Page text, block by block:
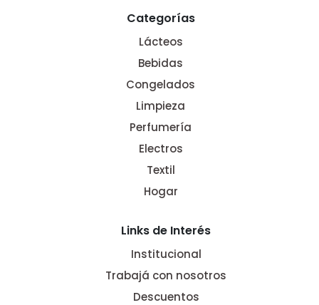
Categorías
Lácteos
Bebidas
Congelados
Limpieza
Perfumería
Electros
Textil
Hogar
Links de Interés
Institucional
Trabajá con nosotros
Descuentos